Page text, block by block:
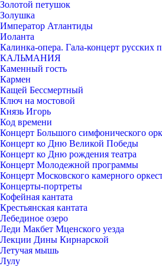
Золотой петушок
Золушка
Император Атлантиды
Иоланта
Калинка-опера. Гала-концерт русских
КАЛЬМАНИЯ
Каменный гость
Кармен
Кащей Бессмертный
Ключ на мостовой
Князь Игорь
Код времени
Концерт Большого симфонического
Концерт ко Дню Великой Победы
Концерт ко Дню рождения театра
Концерт Молодежной программы
Концерт Московского камерного
Концерты-портреты
Кофейная кантата
Крестьянская кантата
Лебединое озеро
Леди Макбет Мценского уезда
Лекции Дины Кирнарской
Летучая мышь
Лулу